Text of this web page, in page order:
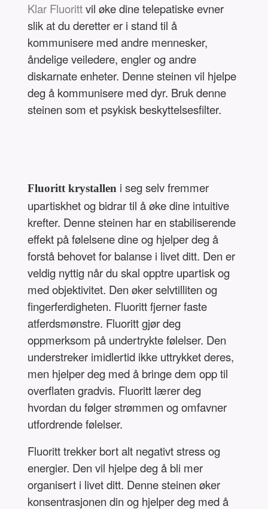
Klar Fluorittvil øke dine telepatiske evner
slik at du deretter er i stand til å
kommunisere med andre mennesker,
åndelige veiledere, engler og andre
diskarnate enheter. Denne steinen vil hjelpe
deg å kommunisere med dyr. Bruk denne
steinen som et psykisk beskyttelsesfilter.
Fluoritt krystallen i seg selv fremmer
upartiskhet og bidrar til å øke dine intuitive
krefter. Denne steinen har en stabiliserende
effekt på følelsene dine og hjelper deg å
forstå behovet for balanse i livet ditt. Den er
veldig nyttig når du skal opptre upartisk og
med objektivitet. Den øker selvtilliten og
fingerferdigheten. Fluoritt fjerner faste
atferdsmønstre. Fluoritt gjør deg
oppmerksom på undertrykte følelser. Den
understreker imidlertid ikke uttrykket deres,
men hjelper deg med å bringe dem opp til
overflaten gradvis. Fluoritt lærer deg
hvordan du følger strømmen og omfavner
utfordrende følelser.
Fluoritt trekker bort alt negativt stress og
energier. Den vil hjelpe deg å bli mer
organisert i livet ditt. Denne steinen øker
konsentrasjonen din og hjelper deg med å